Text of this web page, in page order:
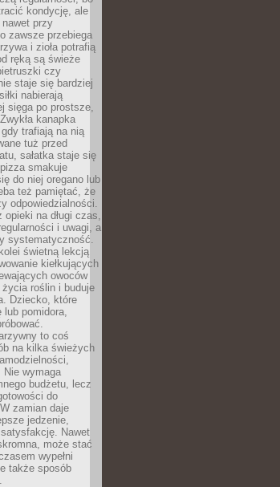
kondycję, ale
przy
zawsze przebiega
i zioła potrafią
ręką są świeże
czy
staje się bardziej
nabierają
sięga po prostsze,
kanapka
trafiają na nią
tuż przed
sałatka staje się
smakuje
do niej oregano lub
też pamiętać, że
odpowiedzialności.
na długi czas,
i uwagi, a
systematyczność.
świetną lekcją
kiełkujących
owoców
roślin i buduje
Dziecko, które
lub pomidora,
to coś
na kilka świeżych
Nie wymaga
budżetu, lecz
do
zamian daje
jedzenie,
Nawet
może stać
wypełni
także sposób